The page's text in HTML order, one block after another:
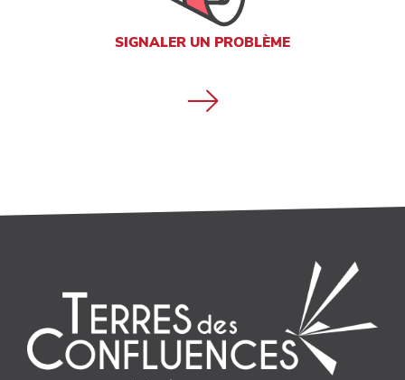
SIGNALER UN PROBLÈME